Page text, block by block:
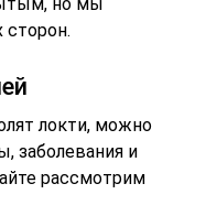
сторон.
локти, можно
заболевания и
рассмотрим